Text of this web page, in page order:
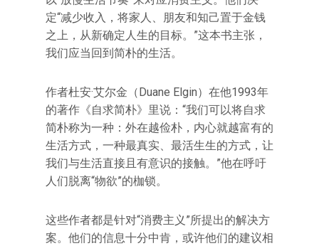
定“减少收入，将家人、朋友和知己置于金钱
之上，从新确定人生的目标。”这本书主张，
我们应当回到简朴的生活。
作者杜安·艾尔金（Duane Elgin）在他1993年
的著作《自求简朴》里说：“我们可以将自求
简朴称为一种：外在越俭朴，内心就越富有的
生活方式，一种最真实、最活生生的方式，让
我们与生活直接且有意识的接触。”他在呼吁
人们脱离“物欲”的枷锁。
这些作者都是针对“消费主义”所提出的解决方
案。他们的信息十分中肯，或许他们的建议相